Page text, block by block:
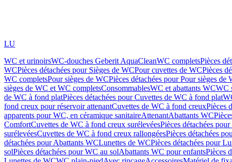
LU
WC et urinoirsWC-douches Geberit AquaCleanWC completsPièces
WCPièces détachées pour Sièges de WCPour cuvettes de WCPièces
WC completsPour sièges de WCPièces détachées pour Pour sièges de
sièges de WC et WC completsConsommablesWC et abattants WCWC
de WC à fond platPièces détachées pour Cuvettes de WC à fond plat
fond creux pour réservoir attenantCuvettes de WC à fond creuxPièces
apparents pour WC, en céramique sanitaireAttenantAbattants WC
ComfortCuvettes de WC à fond creux surélevéesPièces détachées
surélevéesCuvettes de WC à fond creux rallongéesPièces détachées
détachées pour Abattants WCLunettes de WCPièces détachées pour
solPièces détachées pour WC au solAbattants WC pour enfantsPièces